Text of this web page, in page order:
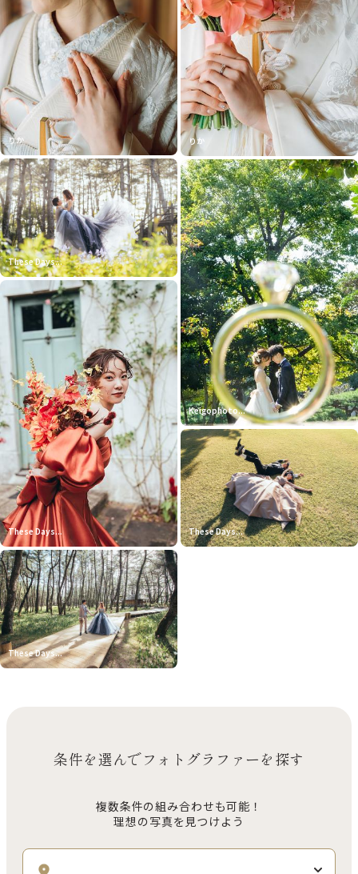
りか
These Days...
These Days...
These Days...
りか
Keigophoto...
These Days...
条件を選んでフォトグラファーを探す
複数条件の組み合わせも可能！
理想の写真を見つけよう